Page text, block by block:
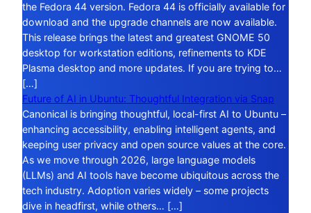
the Fedora 44 version. Fedora 44 is officially available for
download and the upgrade channels are now available.
This release brings the latest and greatest GNOME 50
desktop for workstation editions, refinements to KDE
Plasma desktop and more updates. If you are trying to…
[…]
Future of AI in Ubuntu: Thoughtful Integration via Snap
Canonical is bringing thoughtful, local-first AI to Ubuntu –
enhancing accessibility, enabling intelligent agents, and
keeping user privacy and open source values at the core.
As we move through 2026, large language models
(LLMs) and AI tools have become ubiquitous across the
tech industry. Adoption varies widely – some projects
dive in headfirst, while others… […]